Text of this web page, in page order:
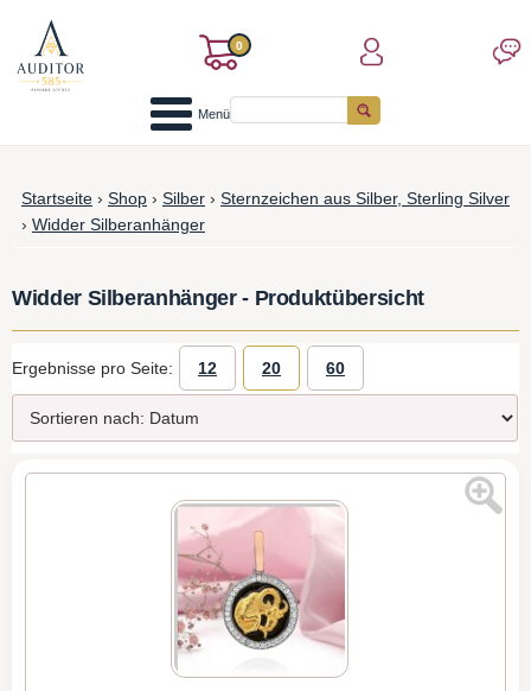
0
Menü
Startseite › Shop › Silber › Sternzeichen aus Silber, Sterling Silver
› Widder Silberanhänger
Widder Silberanhänger - Produktübersicht
Ergebnisse pro Seite: 12 20 60